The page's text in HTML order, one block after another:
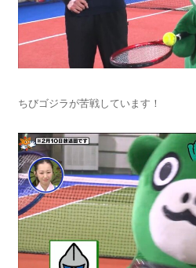
ちびゴジラが苦戦しています！